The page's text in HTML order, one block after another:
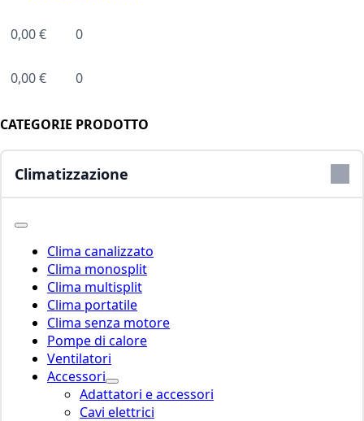
0,00€ 0
0,00€ 0
CATEGORIE PRODOTTO
Climatizzazione
Clima canalizzato
Clima monosplit
Clima multisplit
Clima portatile
Clima senza motore
Pompe di calore
Ventilatori
Accessori
Adattatori e accessori
Cavi elettrici